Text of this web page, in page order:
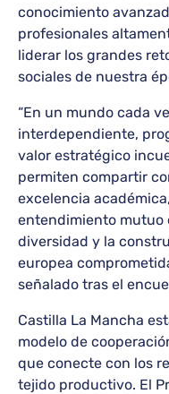
conocimiento
profesionales
liderar los grandes
sociales de nuestra
“En un mundo cada
interdependiente,
valor estratégico
permiten compartir
excelencia
entendimiento mutuo
diversidad y la
europea
señalado tras el
Castilla La Mancha
modelo de
que conecte con los
tejido productivo. El